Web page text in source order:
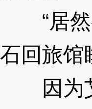
“居然
石回旅馆
因为艾